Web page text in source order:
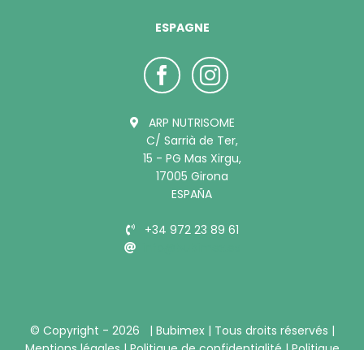
ESPAGNE
ARP NUTRISOME
C/ Sarrià de Ter,
15 - PG Mas Xirgu,
17005 Girona
ESPAÑA
+34 972 23 89 61
© Copyright - 2026 | Bubimex | Tous droits réservés |